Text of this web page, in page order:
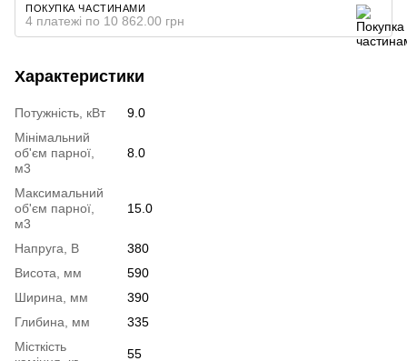
ПОКУПКА ЧАСТИНАМИ
4 платежі по 10 862.00 грн
Характеристики
Потужність, кВт
9.0
Мінімальний
об'єм парної,
м3
8.0
Максимальний
об'єм парної,
м3
15.0
Напруга, В
380
Висота, мм
590
Ширина, мм
390
Глибина, мм
335
Місткість
55